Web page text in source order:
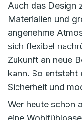
Auch das Design
Materialien und
angenehme
sich flexibel
Zukunft an neue
kann. So entsteht
Sicherheit und
Wer heute schon
eine